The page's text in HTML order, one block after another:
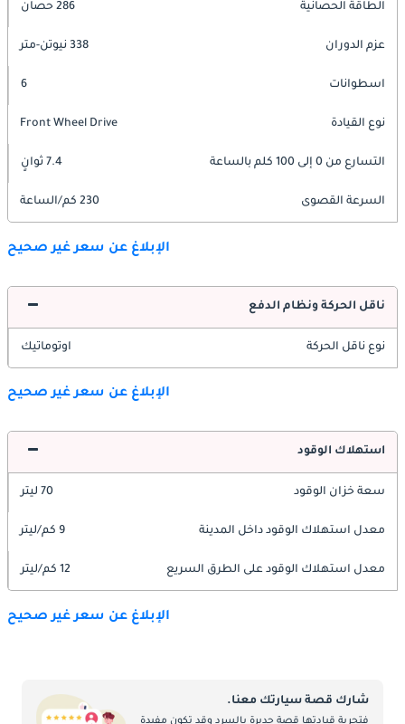
الطاقة الحصانية 286 حصان
عزم الدوران 338 نيوتن-متر
اسطوانات 6
نوع القيادة Front Wheel Drive
التسارع من 0 إلى 100 كلم بالساعة 7.4 ثوانٍ
السرعة القصوى 230 كم/الساعة
الإبلاغ عن سعر غير صحيح
ناقل الحركة ونظام الدفع
نوع ناقل الحركة اوتوماتيك
الإبلاغ عن سعر غير صحيح
استهلاك الوقود
سعة خزان الوقود 70 ليتر
معدل استهلاك الوقود داخل المدينة 9 كم/ليتر
معدل استهلاك الوقود على الطرق السريع 12 كم/ليتر
الإبلاغ عن سعر غير صحيح
شارك قصة سيارتك معنا.
فتجربة قيادتها قصة جديرة بالسرد وقد تكون مفيدة